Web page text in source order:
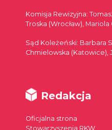
Komisja Rewizyjna:
Troska (Wrocław), Mariola
Sąd Koleżeński: Barbara
Chmielowska (Katowice),
Redakcja
Oficjalna strona
Stowarzyszenia RKW